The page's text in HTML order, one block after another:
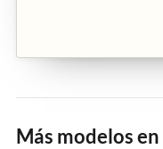
Más modelos en